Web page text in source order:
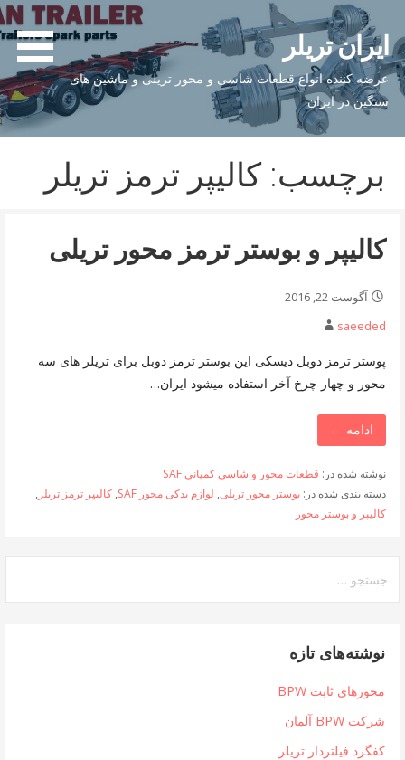
به
محتواایران تریلر
عرضه کننده انواع قطعات شاسی و محور تریلی و ماشین های
سنگین در ایران
برچسب: کالیپر ترمز تریلر
کالیپر و بوستر ترمز محور تریلی
آگوست 22, 2016
saeeded
پوستر ترمز دوبل دیسکی این بوستر ترمز دوبل برای تریلر های سه
محور و چهار چرخ آخر استفاده میشود ایران…
ادامه ←
نوشته شده در: قطعات محور و شاسی کمپانی SAF
دسته بندی شده در: بوستر محور تریلی, لوازم یدکی محور SAF , کالیپر ترمز تریلر ,
کالیپر و بوستر محور
برای:
نوشته‌های تازه
محورهای ثابت BPW
شرکت BPW آلمان
کفگرد فیلتردار تریلر